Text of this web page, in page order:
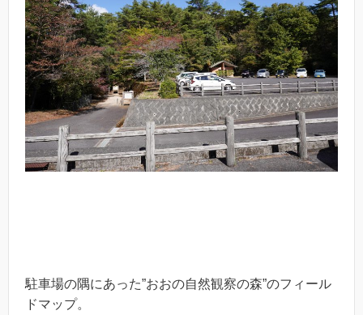
駐車場の隅にあった”おおの自然観察の森”のフィール
ドマップ。